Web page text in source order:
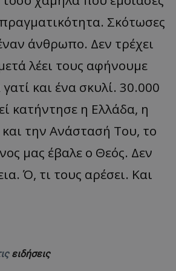
Σκότωσες
άνθρωπο. Δεν τρέχει
λέει τους αφήνουμε
και ένα σκυλί. 30.000
κατήντησε η Ελλάδα, η
την Ανάστασή Του, το
μας έβαλε ο Θεός. Δεν
Ό, τι τους αρέσει. Και
ειδήσεις
συνεδρία
Doubleclick και
με τον οποίο ο
χρησιμοποιεί
έχει δει ο
επισκεφθεί
5 μήνες 4
Αυτό το cookie
συγκατάθεση
επιλογές
αλληλεπίδρασή
ιστοσελίδα.
επισκέπτη
απορρήτου,
οι